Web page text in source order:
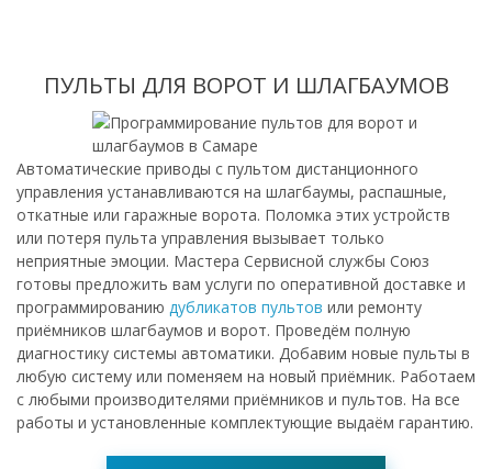
ПУЛЬТЫ ДЛЯ ВОРОТ И ШЛАГБАУМОВ
Автоматические приводы с пультом дистанционного
управления устанавливаются на шлагбаумы, распашные,
откатные или гаражные ворота. Поломка этих устройств
или потеря пульта управления вызывает только
неприятные эмоции. Мастера Сервисной службы Союз
готовы предложить вам услуги по оперативной доставке и
программированию дубликатов пультов или ремонту
приёмников шлагбаумов и ворот. Проведём полную
диагностику системы автоматики. Добавим новые пульты в
любую систему или поменяем на новый приёмник. Работаем
с любыми производителями приёмников и пультов. На все
работы и установленные комплектующие выдаём гарантию.